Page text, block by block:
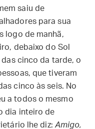
saiu de
para sua
logo de manhã,
debaixo do Sol
cinco da tarde, o
que tiveram
cinco às seis. No
a todos o mesmo
dia inteiro de
lhe diz: Amigo,